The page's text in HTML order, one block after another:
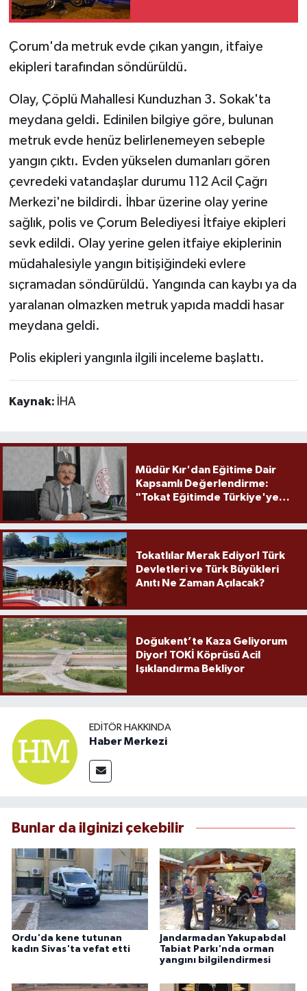
Çorum'da metruk evde çıkan yangın, itfaiye
ekipleri tarafından söndürüldü.
Olay, Çöplü Mahallesi Kunduzhan 3. Sokak'ta
meydana geldi. Edinilen bilgiye göre, bulunan
metruk evde henüz belirlenemeyen sebeple
yangın çıktı. Evden yükselen dumanları gören
çevredeki vatandaşlar durumu 112 Acil Çağrı
Merkezi'ne bildirdi. İhbar üzerine olay yerine
sağlık, polis ve Çorum Belediyesi İtfaiye ekipleri
sevk edildi. Olay yerine gelen itfaiye ekiplerinin
müdahalesiyle yangın bitişiğindeki evlere
sıçramadan söndürüldü. Yangında can kaybı ya da
yaralanan olmazken metruk yapıda maddi hasar
meydana geldi.
Polis ekipleri yangınla ilgili inceleme başlattı.
Kaynak: İHA
Müdür Kır'dan Eğitime Dair
Kapsamlı Değerlendirme:
"Tokat Eğitimde Türkiye'ye
Tokatlılar Merak Ediyor! Türk
Devletleri ve Türk Büyükleri
Anıtı Ne Zaman Açılacak?
Doğukent’te Kaza Geliyorum
Diyor! TOKİ Köprüsü Acil
Işıklandırma Bekliyor
EDITÖR HAKKINDA
Haber Merkezi
Bunlar da ilginizi çekebilir
Ordu'da kene tutunan
kadın Sivas'ta vefat etti
Jandarmadan Yakupabdal
Tabiat Parkı'nda orman
yangını bilgilendirmesi